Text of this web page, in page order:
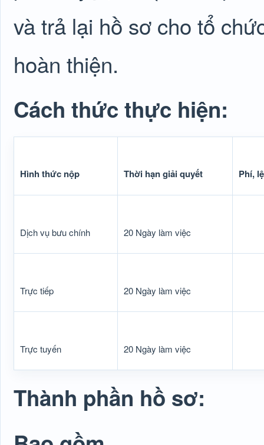
và trả lại hồ sơ cho tổ
hoàn thiện.
Cách thức thực hiện:
Hình thức nộp Thời hạn giải quyết Phí,
Dịch vụ bưu chính 20 Ngày làm việc
Trực tiếp 20 Ngày làm việc
Trực tuyến 20 Ngày làm việc
Thành phần hồ sơ: